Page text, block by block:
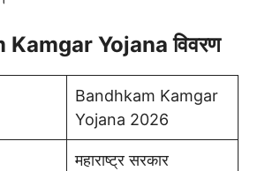
Yojana विवरण
Bandhkam Kamgar
Yojana 2026
महाराष्ट्र सरकार